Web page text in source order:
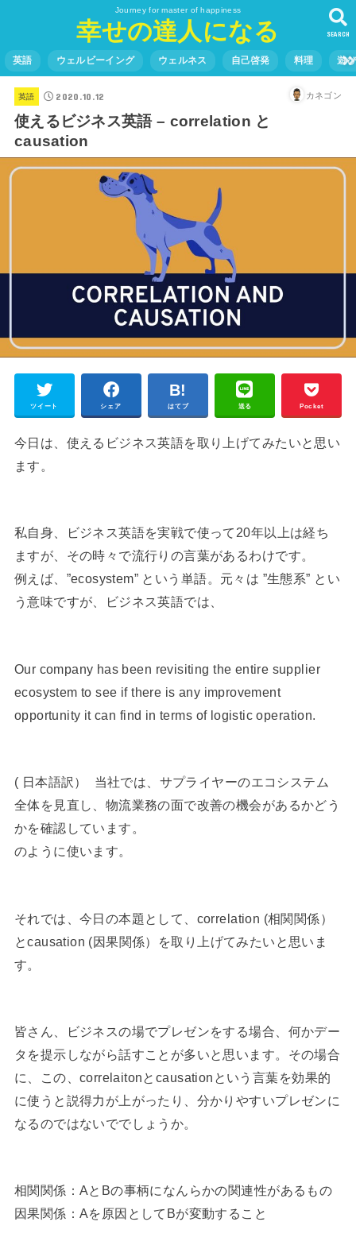
Journey for master of happiness
幸せの達人になる SEARCH
英語 ウェルビーイング ウェルネス 自己啓発 料理 遊
英語 2020.10.12 カネゴン
使えるビジネス英語 – correlation と
causation
ツイート シェア はてブ 送る Pocket
今日は、使えるビジネス英語を取り上げてみたいと思い
ます。
私自身、ビジネス英語を実戦で使って20年以上は経ち
ますが、その時々で流行りの言葉があるわけです。
例えば、”ecosystem” という単語。元々は ”生態系” とい
う意味ですが、ビジネス英語では、
Our company has been revisiting the entire supplier
ecosystem to see if there is any improvement
opportunity it can find in terms of logistic operation.
( 日本語訳） 当社では、サプライヤーのエコシステム
全体を見直し、物流業務の面で改善の機会があるかどう
かを確認しています。
のように使います。
それでは、今日の本題として、correlation (相関関係）
とcausation (因果関係）を取り上げてみたいと思いま
す。
皆さん、ビジネスの場でプレゼンをする場合、何かデー
タを提示しながら話すことが多いと思います。その場合
に、この、correlaitonとcausationという言葉を効果的
に使うと説得力が上がったり、分かりやすいプレゼンに
なるのではないででしょうか。
相関関係：AとBの事柄になんらかの関連性があるもの
因果関係：Aを原因としてBが変動すること